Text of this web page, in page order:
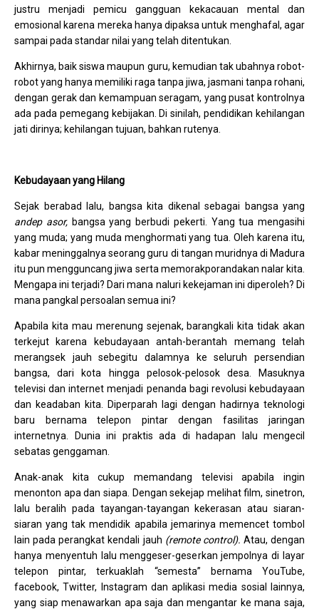
justru menjadi pemicu gangguan kekacauan mental dan
emosional karena mereka hanya dipaksa untuk menghafal, agar
sampai pada standar nilai yang telah ditentukan.
Akhirnya, baik siswa maupun guru, kemudian tak ubahnya robot-
robot yang hanya memiliki raga tanpa jiwa, jasmani tanpa rohani,
dengan gerak dan kemampuan seragam, yang pusat kontrolnya
ada pada pemegang kebijakan. Di sinilah, pendidikan kehilangan
jati dirinya; kehilangan tujuan, bahkan rutenya.
Kebudayaan yang Hilang
Sejak berabad lalu, bangsa kita dikenal sebagai bangsa yang
andep asor, bangsa yang berbudi pekerti. Yang tua mengasihi
yang muda; yang muda menghormati yang tua. Oleh karena itu,
kabar meninggalnya seorang guru di tangan muridnya di Madura
itu pun mengguncang jiwa serta memorakporandakan nalar kita.
Mengapa ini terjadi? Dari mana naluri kekejaman ini diperoleh? Di
mana pangkal persoalan semua ini?
Apabila kita mau merenung sejenak, barangkali kita tidak akan
terkejut karena kebudayaan antah-berantah memang telah
merangsek jauh sebegitu dalamnya ke seluruh persendian
bangsa, dari kota hingga pelosok-pelosok desa. Masuknya
televisi dan internet menjadi penanda bagi revolusi kebudayaan
dan keadaban kita. Diperparah lagi dengan hadirnya teknologi
baru bernama telepon pintar dengan fasilitas jaringan
internetnya. Dunia ini praktis ada di hadapan lalu mengecil
sebatas genggaman.
Anak-anak kita cukup memandang televisi apabila ingin
menonton apa dan siapa. Dengan sekejap melihat film, sinetron,
lalu beralih pada tayangan-tayangan kekerasan atau siaran-
siaran yang tak mendidik apabila jemarinya memencet tombol
lain pada perangkat kendali jauh (remote control). Atau, dengan
hanya menyentuh lalu menggeser-geserkan jempolnya di layar
telepon pintar, terkuaklah “semesta” bernama YouTube,
facebook, Twitter, Instagram dan aplikasi media sosial lainnya,
yang siap menawarkan apa saja dan mengantar ke mana saja,